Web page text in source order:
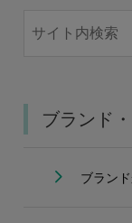
ブランド
ブラン